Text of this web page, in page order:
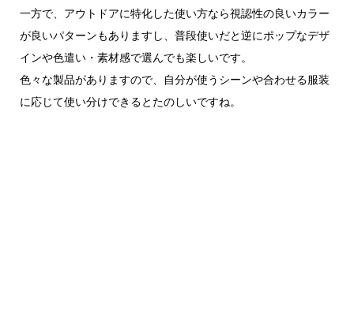
一方で、アウトドアに特化した使い方なら視認性の良いカラー
が良いパターンもありますし、普段使いだと逆にポップなデザ
インや色遣い・素材感で選んでも楽しいです。
色々な製品がありますので、自分が使うシーンや合わせる服装
に応じて使い分けできるとたのしいですね。